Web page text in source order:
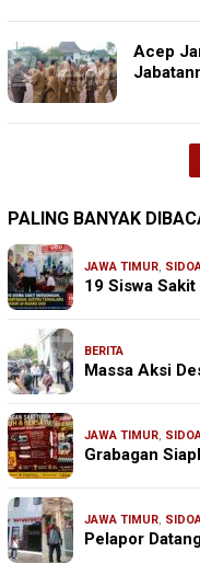
Acep
PALING BANYAK
JAWA TIMUR,
19 Siswa
BERITA
Massa Aksi
JAWA TIMUR,
Grabagan
JAWA TIMUR,
Pelapor